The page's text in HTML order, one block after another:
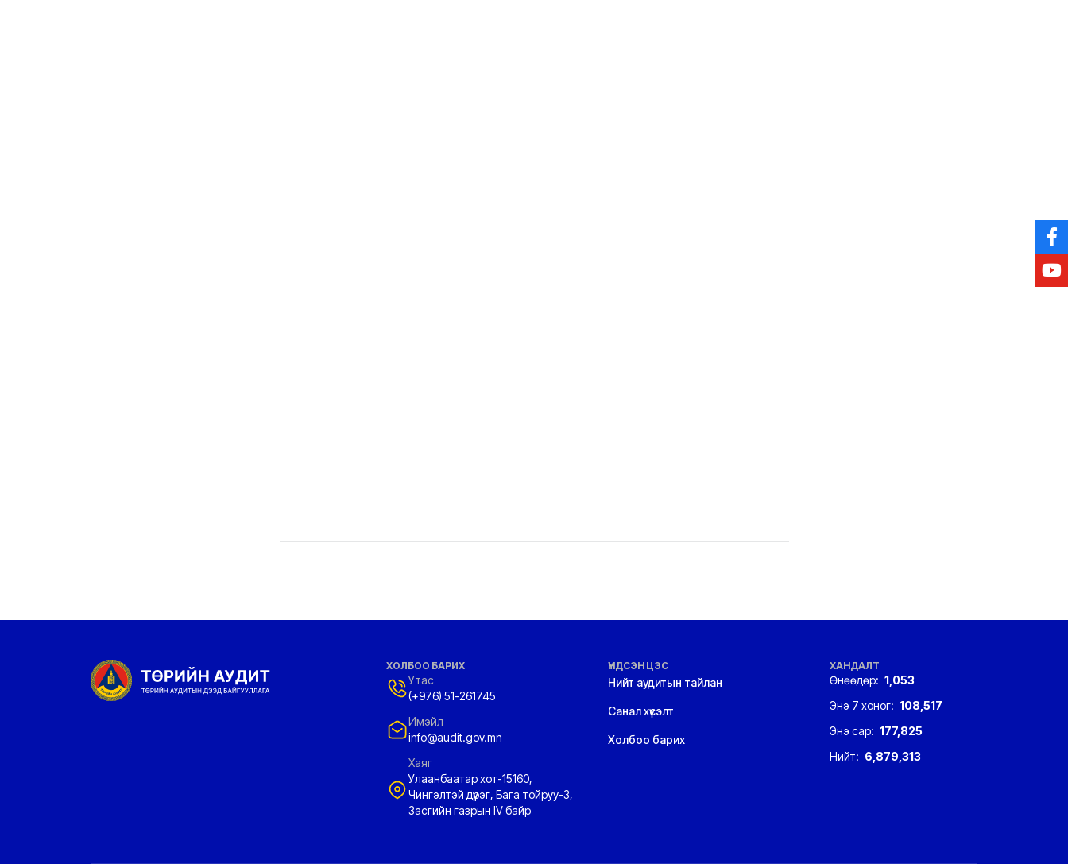
ХОЛБОО БАРИХ
Утас
(+976) 51-261745
Имэйл
info@audit.gov.mn
Хаяг
Улаанбаатар хот-15160,
Чингэлтэй дүүрэг, Бага тойруу-3,
Засгийн газрын IV байр
ҮНДСЭН ЦЭС
Нийт аудитын тайлан
Санал хүсэлт
Холбоо барих
ХАНДАЛТ
Өнөөдөр: 1,053
Энэ 7 хоног: 108,517
Энэ сар: 177,825
Нийт: 6,879,313